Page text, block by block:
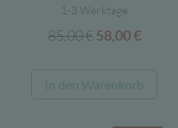
1-3 Werktage
85,00€
war:
85,00 €
58,00€
ist:
58,00
In den Warenkorb